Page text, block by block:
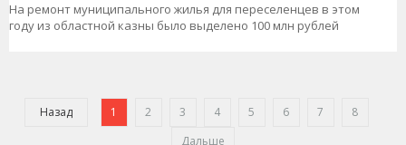
На ремонт муниципального жилья для переселенцев в этом
году из областной казны было выделено 100 млн рублей
Назад 1 2 3 4 5 6 7
8
Дальше